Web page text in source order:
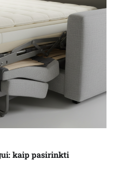
kaip pasirinkti